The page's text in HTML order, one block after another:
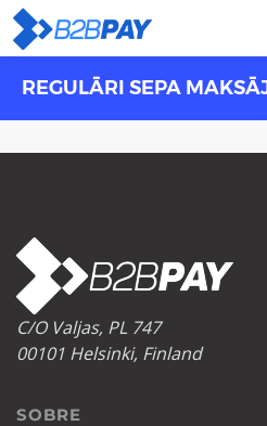
SOBRESOLUÇÕESBANCO VIRTUAL
REGULĀRI SEPA
C/O Valjas, PL 747
00101 Helsinki, Finland
SOBRE